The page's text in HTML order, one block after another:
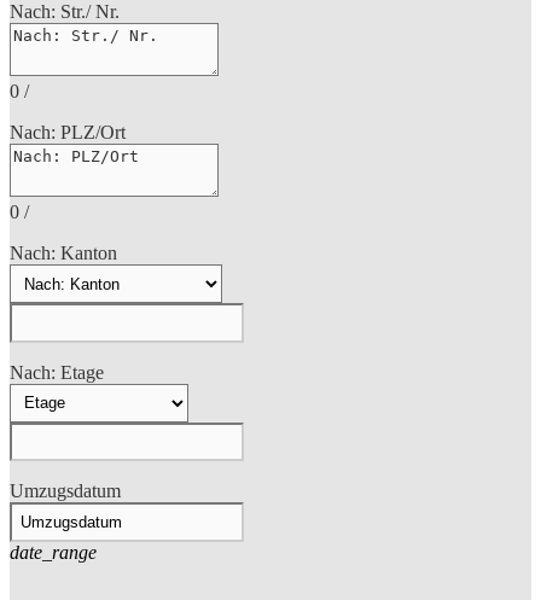
Nach: Str./ Nr.
0 /
Nach: PLZ/Ort
0 /
Nach: Kanton
Nach: Etage
Umzugsdatum
date_range